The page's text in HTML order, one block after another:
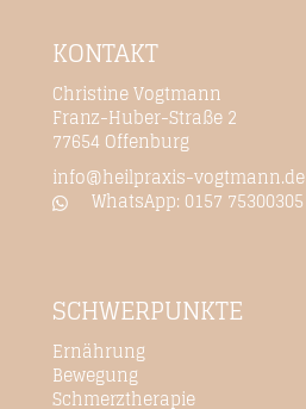
KONTAKT
Christine Vogtmann
Franz-Huber-Straße 2
77654 Offenburg
info@heilpraxis-vogtmann.de
WhatsApp: 0157 75300305
SCHWERPUNKTE
Ernährung
Bewegung
Schmerztherapie